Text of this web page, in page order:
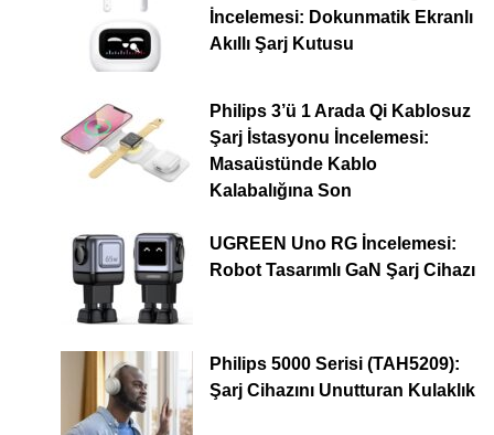
İncelemesi: Dokunmatik Ekranlı
Akıllı Şarj Kutusu
Philips 3’ü 1 Arada Qi Kablosuz
Şarj İstasyonu İncelemesi:
Masaüstünde Kablo
Kalabalığına Son
UGREEN Uno RG İncelemesi:
Robot Tasarımlı GaN Şarj Cihazı
Philips 5000 Serisi (TAH5209):
Şarj Cihazını Unutturan Kulaklık